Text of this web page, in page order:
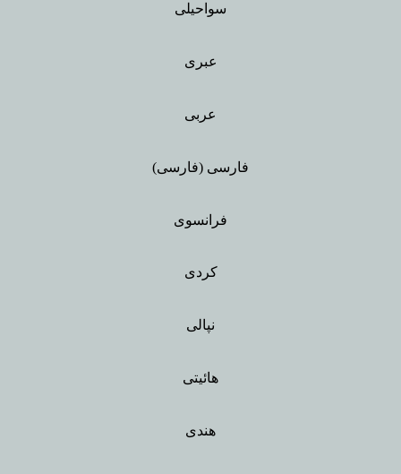
سواحیلی
عبری
عربی
فارسی (فارسی)
فرانسوی
کردی
نپالی
هائیتی
هندی